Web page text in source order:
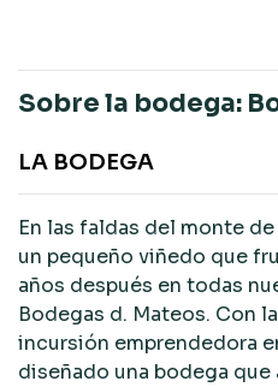
Sobre la bodega:
LA BODEGA
En las faldas del monte
un pequeño viñedo que
años después en todas
Bodegas d. Mateos. Con
incursión emprendedora
diseñado una bodega